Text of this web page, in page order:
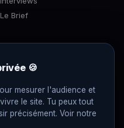
Le Brief
🍪
mesurer l'audience et
le site. Tu peux tout
précisément. Voir notre